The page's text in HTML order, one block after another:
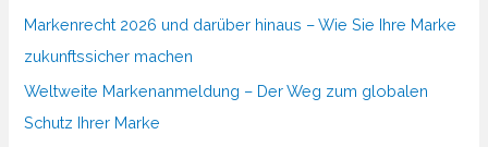
Markenrecht 2026 und darüber hinaus – Wie Sie Ihre Marke
zukunftssicher machen
Weltweite Markenanmeldung – Der Weg zum globalen
Schutz Ihrer Marke